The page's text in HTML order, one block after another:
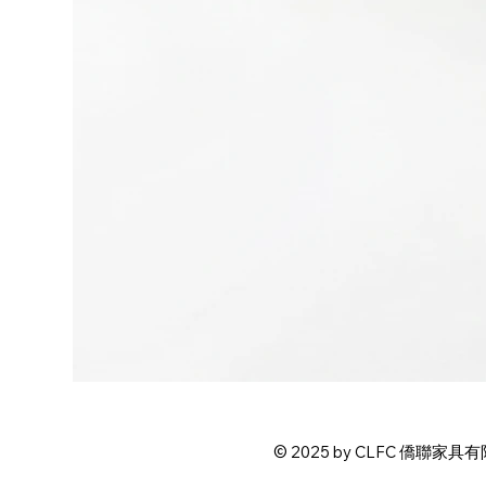
© 2025 by CLFC 僑聯家具有